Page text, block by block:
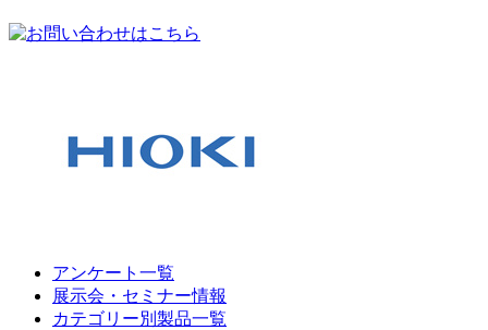
アンケート一覧
展示会・セミナー情報
カテゴリー別製品一覧